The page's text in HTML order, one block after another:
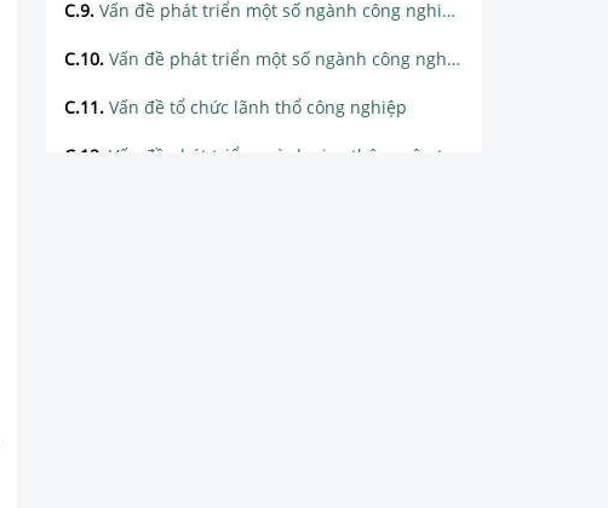
C.9. Vấn đề phát triển một số ngành công nghiệp trọng điểm - Phần 1 - Công nghiệp năng lượng
C.10. Vấn đề phát triển một số ngành công nghiệp trọng điểm - Phần 2 - Công nghiệp chế biến lương thực, thực phẩm
C.11. Vấn đề tổ chức lãnh thổ công nghiệp
C.12 Vấn đề phát triển ngành giao thông vận tải và thông tin liên lạc